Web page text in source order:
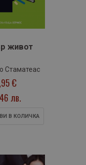
живот
Стаматеас
€
лв.
В КОЛИЧКА